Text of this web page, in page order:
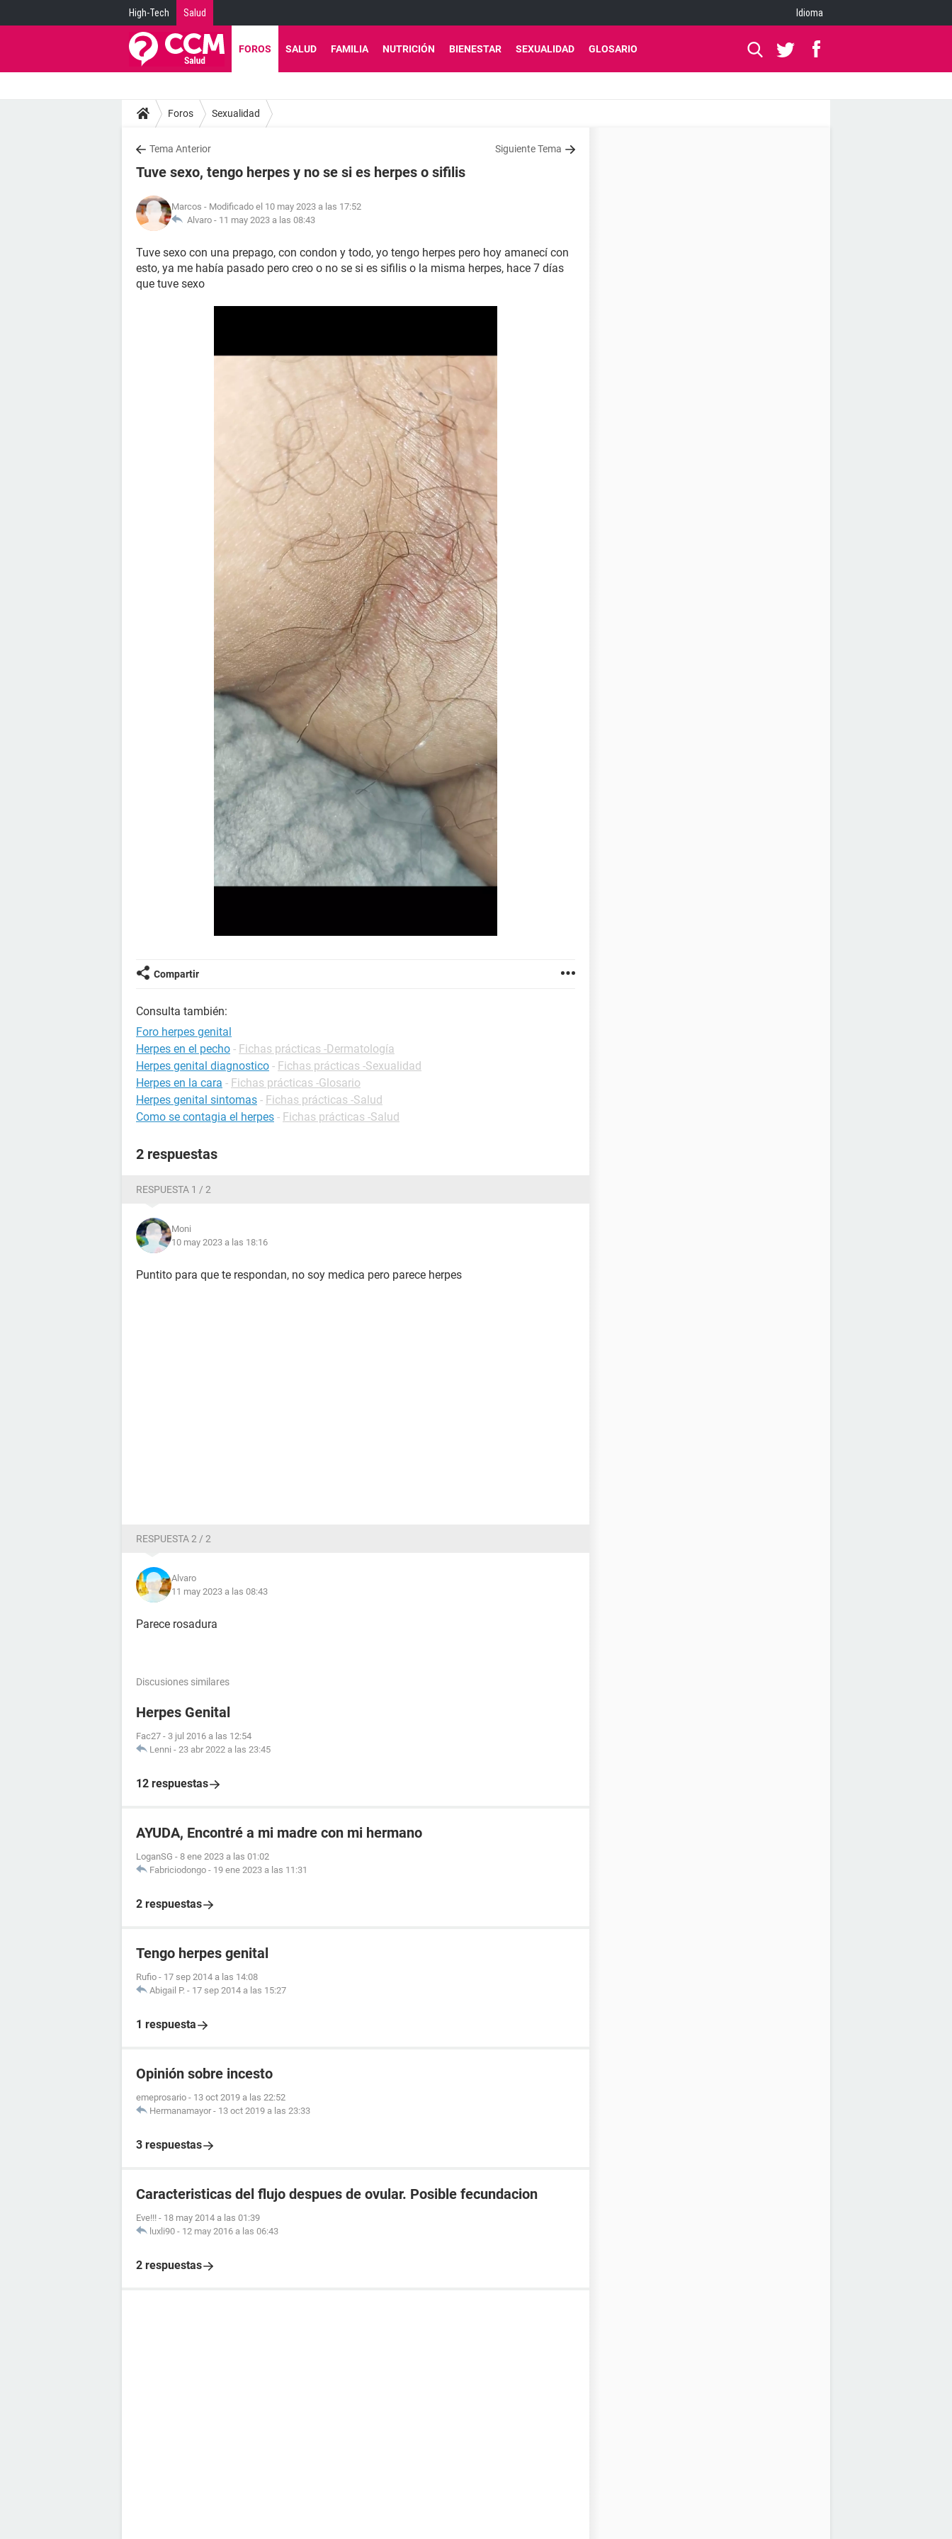
High-Tech Salud Idioma
FOROS SALUD FAMILIA NUTRICIÓN BIENESTAR SEXUALIDAD GLOSARIO
Foros Sexualidad
Tema Anterior Siguiente Tema
Tuve sexo, tengo herpes y no se si es herpes o sifilis
Marcos - Modificado el 10 may 2023 a las 17:52
Alvaro - 11 may 2023 a las 08:43
Tuve sexo con una prepago, con condon y todo, yo tengo herpes pero hoy amanecí con
esto, ya me había pasado pero creo o no se si es sifilis o la misma herpes, hace 7 días
que tuve sexo
Compartir
Consulta también:
Foro herpes genital
Herpes en el pecho - Fichas prácticas -Dermatología
Herpes genital diagnostico - Fichas prácticas -Sexualidad
Herpes en la cara - Fichas prácticas -Glosario
Herpes genital sintomas - Fichas prácticas -Salud
Como se contagia el herpes - Fichas prácticas -Salud
2 respuestas
RESPUESTA 1 / 2
Moni
10 may 2023 a las 18:16
Puntito para que te respondan, no soy medica pero parece herpes
RESPUESTA 2 / 2
Alvaro
11 may 2023 a las 08:43
Parece rosadura
Discusiones similares
Herpes Genital
Fac27 - 3 jul 2016 a las 12:54
Lenni - 23 abr 2022 a las 23:45
12 respuestas
AYUDA, Encontré a mi madre con mi hermano
LoganSG - 8 ene 2023 a las 01:02
Fabriciodongo - 19 ene 2023 a las 11:31
2 respuestas
Tengo herpes genital
Rufio - 17 sep 2014 a las 14:08
Abigail P. - 17 sep 2014 a las 15:27
1 respuesta
Opinión sobre incesto
emeprosario - 13 oct 2019 a las 22:52
Hermanamayor - 13 oct 2019 a las 23:33
3 respuestas
Caracteristicas del flujo despues de ovular. Posible fecundacion
Eve!!! - 18 may 2014 a las 01:39
luxli90 - 12 may 2016 a las 06:43
2 respuestas